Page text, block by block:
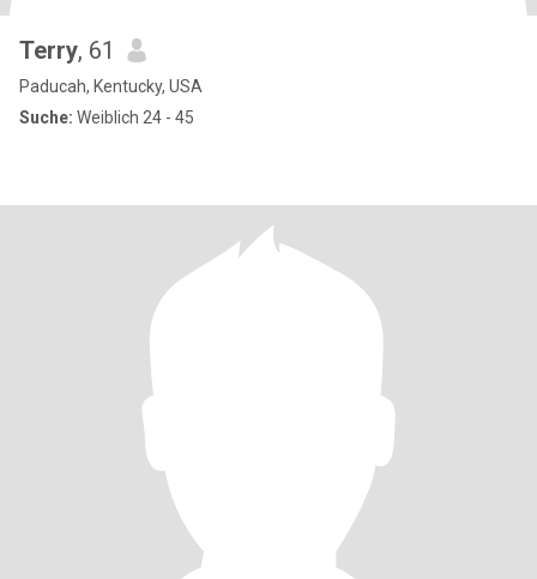
Terry, 61
Paducah, Kentucky, USA
Suche: Weiblich 24 - 45